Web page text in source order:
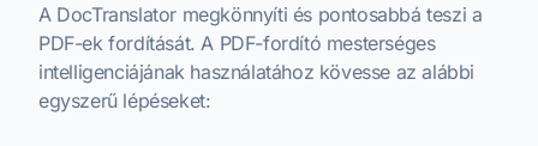
A DocTranslator megkönnyíti és pontosabbá teszi a
PDF-ek fordítását. A PDF-fordító mesterséges
intelligenciájának használatához kövesse az alábbi
egyszerű lépéseket: